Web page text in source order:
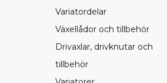
Variatordelar
Växellådor och tillbehör
Drivaxlar, drivknutar och
tillbehör